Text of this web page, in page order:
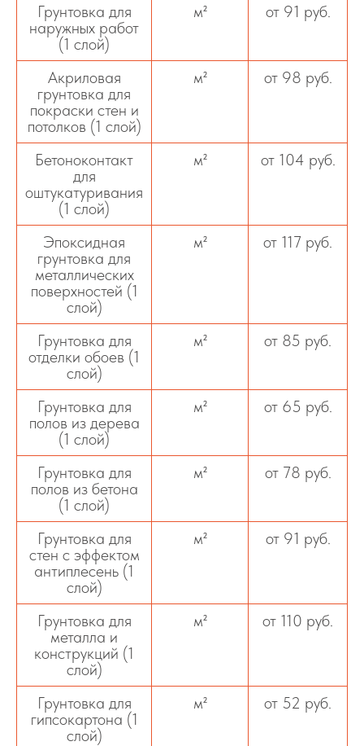
Грунтовка для
наружных работ
(1 слой)
м² от 91 руб.
Акриловая
грунтовка для
покраски стен и
потолков (1 слой)
м² от 98 руб.
Бетоноконтакт
для
оштукатуривания
(1 слой)
м² от 104 руб.
Эпоксидная
грунтовка для
металлических
поверхностей (1
слой)
м² от 117 руб.
Грунтовка для
отделки обоев (1
слой)
м² от 85 руб.
Грунтовка для
полов из дерева
(1 слой)
м² от 65 руб.
Грунтовка для
полов из бетона
(1 слой)
м² от 78 руб.
Грунтовка для
стен с эффектом
антиплесень (1
слой)
м² от 91 руб.
Грунтовка для
металла и
конструкций (1
слой)
м² от 110 руб.
Грунтовка для
гипсокартона (1
слой)
м² от 52 руб.